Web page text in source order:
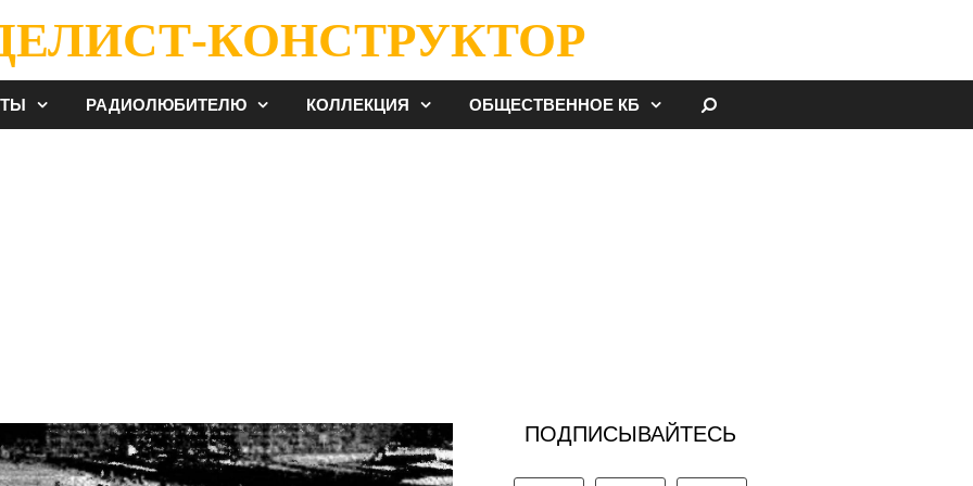
КОНСТРУКТОР
РАДИОЛЮБИТЕЛЮ КОЛЛЕКЦИЯ ОБЩЕСТВЕННОЕ КБ
ПОДПИСЫВАЙТЕСЬ